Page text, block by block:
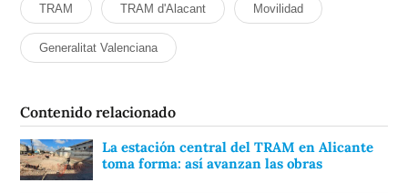
TRAM TRAM d'Alacant Movilidad
Generalitat Valenciana
Contenido relacionado
La estación central del TRAM en Alicante
toma forma: así avanzan las obras